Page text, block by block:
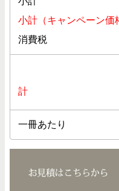
小計（キャンペーン価
消費税
計
一冊あたり